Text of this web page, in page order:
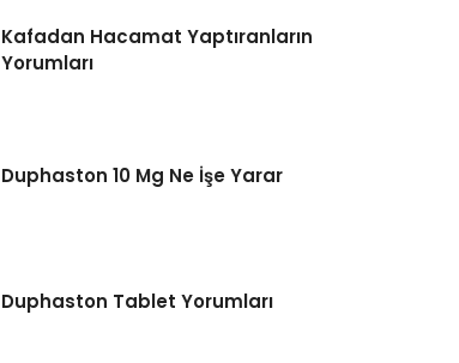
Kafadan Hacamat Yaptıranların
Yorumları
Duphaston 10 Mg Ne İşe Yarar
Duphaston Tablet Yorumları